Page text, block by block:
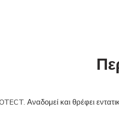
Αναδομεί και θρέφει